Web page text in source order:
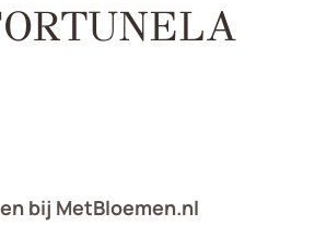
bij MetBloemen.nl